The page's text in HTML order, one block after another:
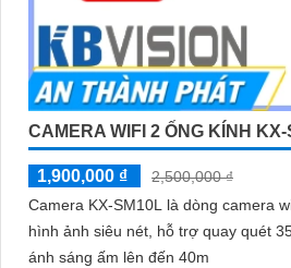
CAMERA WIFI 2 ỐNG KÍNH
1,900,000 ₫
2,500,000 ₫
Camera KX-SM10L là dòng camera
hình ảnh siêu nét, hỗ trợ quay quét
ánh sáng ấm lên đến 40m